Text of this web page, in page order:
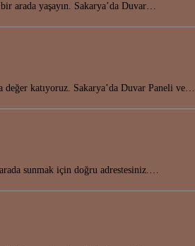
arada yaşayın. Sakarya’da Duvar…
katıyoruz. Sakarya’da Duvar Paneli ve…
sunmak için doğru adrestesiniz.…